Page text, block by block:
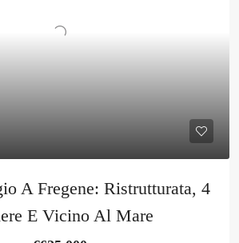
A Fregene: Ristrutturata, 4
E Vicino Al Mare